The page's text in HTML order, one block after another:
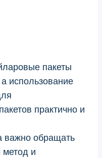
пакеты
использование
практично и
важно обращать
и